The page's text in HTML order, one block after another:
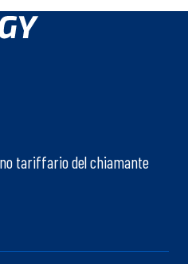
tariffario del chiamante